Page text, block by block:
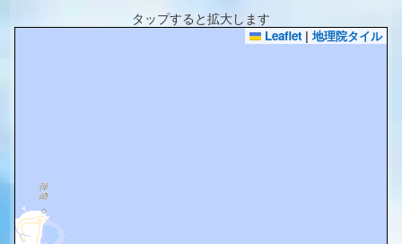
タップすると拡大します
Leaflet | 地理院タイル